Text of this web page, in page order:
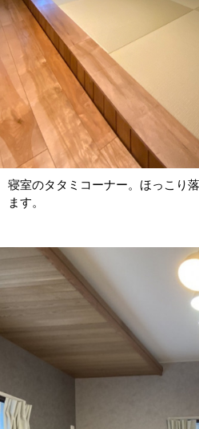
寝室のタタミコーナー。ほっこり
ます。